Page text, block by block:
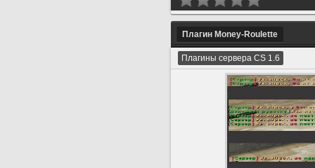
Плагин Money-Roulette
Плагины сервера CS 1.6